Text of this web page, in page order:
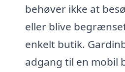
behøver ikke at
eller blive
enkelt butik.
adgang til en mobil